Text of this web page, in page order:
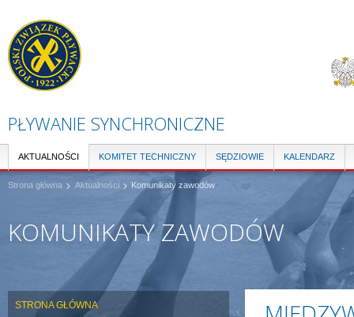
PŁYWANIE SYNCHRONICZNE
AKTUALNOŚCI KOMITET TECHNICZNY SĘDZIOWIE KALENDARZ
Strona główna Aktualności Komunikaty zawodów
KOMUNIKATY ZAWODÓW
STRONA GŁÓWNA